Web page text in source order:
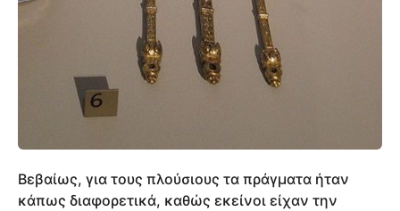
Βεβαίως, για τους πλούσιους τα πράγματα ήταν
κάπως διαφορετικά, καθώς εκείνοι είχαν την